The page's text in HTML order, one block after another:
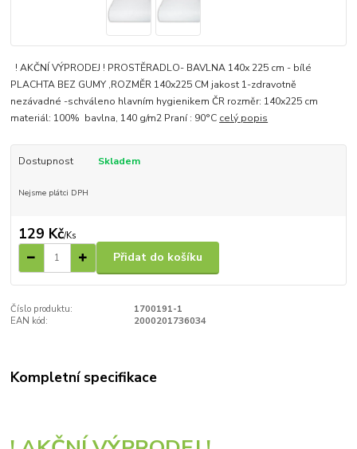
! AKČNÍ VÝPRODEJ ! PROSTĚRADLO- BAVLNA 140x 225 cm - bílé
PLACHTA BEZ GUMY ,ROZMĚR 140x225 CM jakost 1-zdravotně
nezávadné -schváleno hlavním hygienikem ČR rozměr: 140x225 cm
materiál: 100% bavlna, 140 g/m2 Praní : 90°C celý popis
Dostupnost Skladem
Nejsme plátci DPH
129 Kč/Ks
Přidat do košíku
Číslo produktu:
1700191-1
EAN kód:
2000201736034
Kompletní specifikace